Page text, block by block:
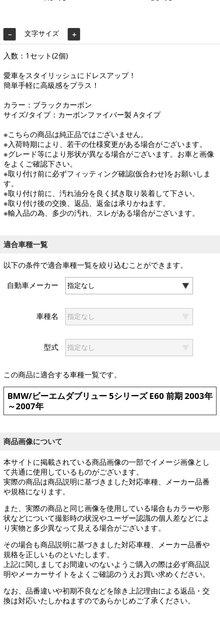
－ 文字サイズ ＋
入数：1セット(2個)
愛車をスタイリッシュにドレスアップ！
簡単手軽に高級感をプラス！
カラー：ブラックカーボン
サイズ/タイプ：カーボンファイバー製 Aタイプ
※こちらの商品は純正品ではございません。
※入荷時期により、若干の仕様変更がある場合がございます。
※グレード等により形状が異なる場合がございます。お車と画像
をよくご確認下さい。
※取り付け前に必ずフィッティング確認(仮合わせ)をお願いしま
す。
※取り付け前に、汚れ油分を良く拭き取り装着して下さい。
※取り付け後の交換、返品、返金は承りかねます。
※輸入品の為、多少の汚れ、スレがある場合がございます。
適合車種一覧
以下の条件で適合車種一覧を絞り込むことができます。
自動車メーカー
車種名
型式
この商品に適合する車種一覧です。
BMW/ビーエムダブリュー 5シリーズ E60 前期 2003年
～2007年
商品画像について
本サイトに掲載されている商品画像の一部でイメージ画像とし
て共通に使用しているものがございます。
実際の商品は商品説明に基づきました対応車種、メーカー品番
や規格になります。
また、実際の商品と同じ画像を使用している場合もカラーや形
状などについて撮影時の状況やユーザー認識の個人差などによ
り実物と多少異なって見える場合がございます。
その場合も商品説明に基づきました対応車種、メーカー品番や
規格を正しいものといたします。
上記に関しましてお間違いのないようご購入の際は必ず商品説
明やメーカーサイトをよくご確認のうえお買い求めください。
なお、品番違いや初期不良などを除き上記理由による返品・交
換は対応いたしかねますのであらかじめご了承ください。